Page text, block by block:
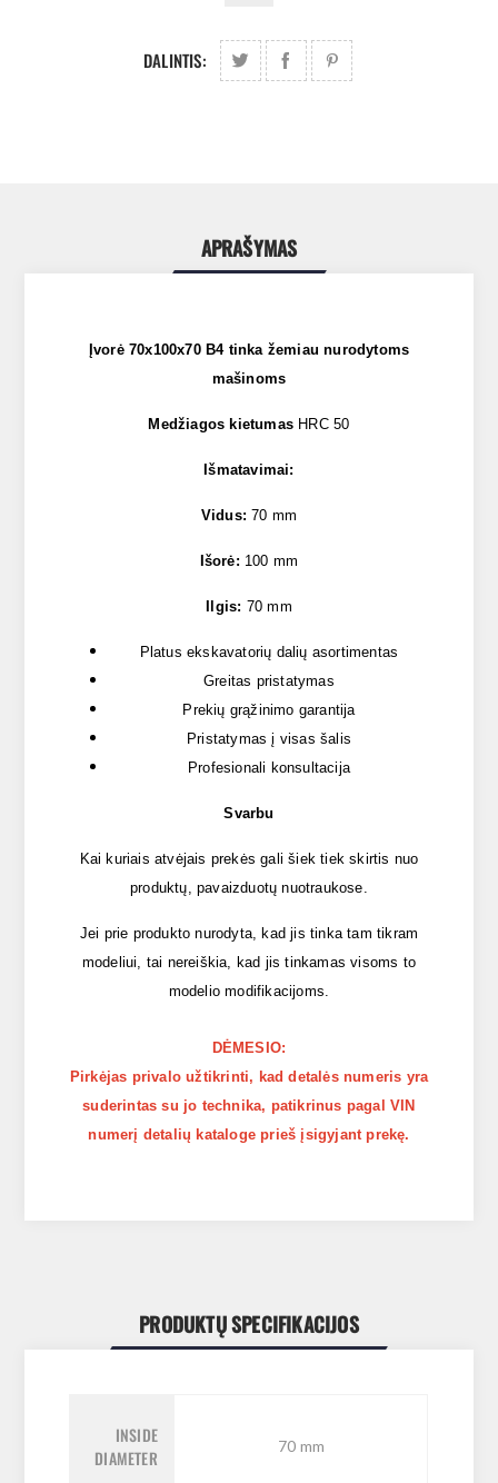
DALINTIS:
APRAŠYMAS
Įvorė 70x100x70 B4 tinka žemiau nurodytoms
mašinoms
Medžiagos kietumas HRC 50
Išmatavimai:
Vidus: 70 mm
Išorė: 100 mm
Ilgis: 70 mm
Platus ekskavatorių dalių asortimentas
Greitas pristatymas
Prekių grąžinimo garantija
Pristatymas į visas šalis
Profesionali konsultacija
Svarbu
Kai kuriais atvėjais prekės gali šiek tiek skirtis nuo
produktų, pavaizduotų nuotraukose.
Jei prie produkto nurodyta, kad jis tinka tam tikram
modeliui, tai nereiškia, kad jis tinkamas visoms to
modelio modifikacijoms.
DĖMESIO:
Pirkėjas privalo užtikrinti, kad detalės numeris yra
suderintas su jo technika, patikrinus pagal VIN
numerį detalių kataloge prieš įsigyjant prekę.
PRODUKTŲ SPECIFIKACIJOS
INSIDE
DIAMETER
70 mm